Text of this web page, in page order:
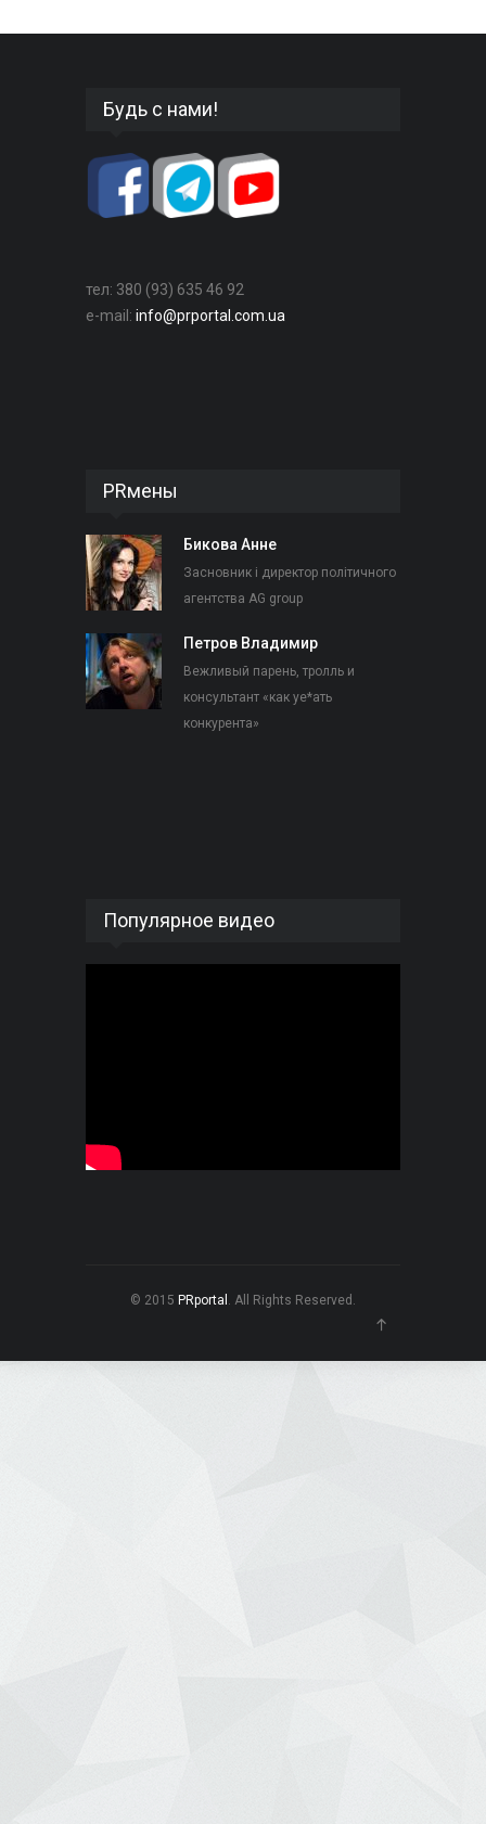
Будь с нами!
тел: 380 (93) 635 46 92
e-mail: info@prportal.com.ua
PRмены
Бикова Анне
Засновник і директор політичного
агентства AG group
Петров Владимир
Вежливый парень, тролль и
консультант «как уе*ать
конкурента»
Популярное видео
© 2015 PRportal . All Rights Reserved.